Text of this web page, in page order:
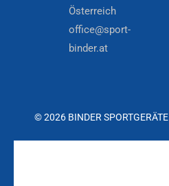
Österreich
office@sport-
binder.at
© 2026 BINDER SPORTGERÄTE